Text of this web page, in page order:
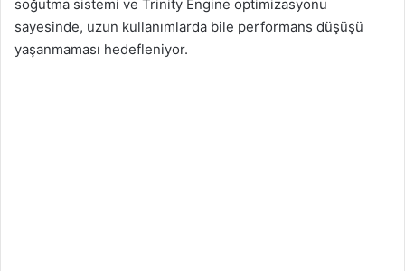
soğutma sistemi ve Trinity Engine optimizasyonu
sayesinde, uzun kullanımlarda bile performans düşüşü
yaşanmaması hedefleniyor.